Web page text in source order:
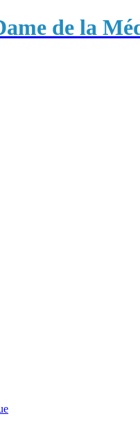
de la